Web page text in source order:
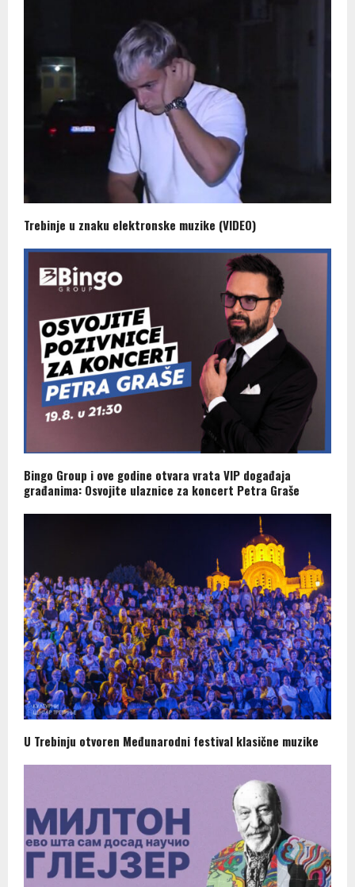
Trebinje u znaku elektronske muzike (VIDEO)
Bingo Group i ove godine otvara vrata VIP događaja
građanima: Osvojite ulaznice za koncert Petra Graše
U Trebinju otvoren Međunarodni festival klasične muzike